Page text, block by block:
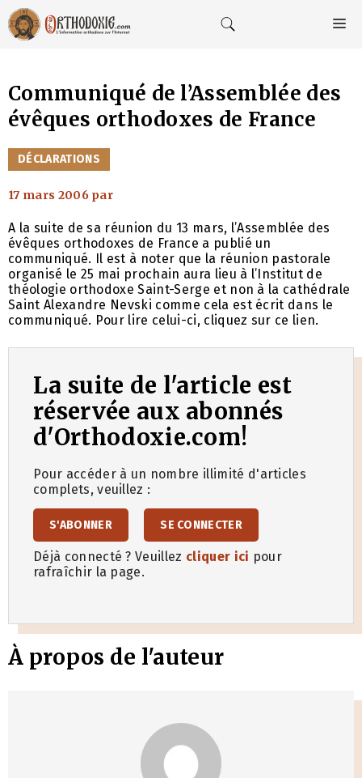
Aller
au
contenu
Communiqué de l’Assemblée des
évêques orthodoxes de France
CATÉGORIES
DÉCLARATIONS
17 mars 2006 par
A la suite de sa réunion du 13 mars, l’Assemblée des
évêques orthodoxes de France a publié un
communiqué. Il est à noter que la réunion pastorale
organisé le 25 mai prochain aura lieu à l’Institut de
théologie orthodoxe Saint-Serge et non à la cathédrale
Saint Alexandre Nevski comme cela est écrit dans le
communiqué. Pour lire celui-ci, cliquez sur ce lien.
La suite de l'article est
réservée aux abonnés
d'Orthodoxie.com!
Pour accéder à un nombre illimité d'articles
complets, veuillez :
S'ABONNER SE CONNECTER
Déjà connecté ? Veuillez cliquer ici pour
rafraîchir la page.
À propos de l'auteur